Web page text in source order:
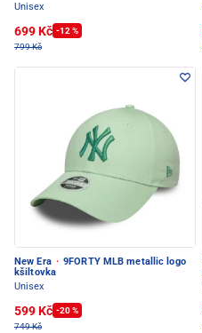
Unisex
699 Kč -12 %
799 Kč
New Era · 9FORTY MLB metallic logo
kšiltovka
Unisex
599 Kč -20 %
749 Kč